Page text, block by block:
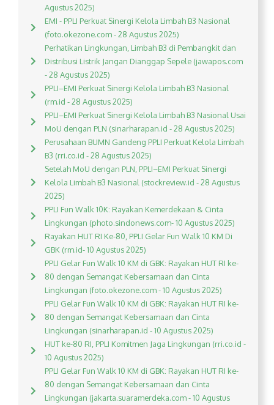
Agustus 2025)
EMI - PPLI Perkuat Sinergi Kelola Limbah B3 Nasional
(foto.okezone.com - 28 Agustus 2025)
Perhatikan Lingkungan, Limbah B3 di Pembangkit dan
Distribusi Listrik Jangan Dianggap Sepele (jawapos.com
- 28 Agustus 2025)
PPLI–EMI Perkuat Sinergi Kelola Limbah B3 Nasional
(rm.id - 28 Agustus 2025)
PPLI–EMI Perkuat Sinergi Kelola Limbah B3 Nasional Usai
MoU dengan PLN (sinarharapan.id - 28 Agustus 2025)
Perusahaan BUMN Gandeng PPLI Perkuat Kelola Limbah
B3 (rri.co.id - 28 Agustus 2025)
Setelah MoU dengan PLN, PPLI–EMI Perkuat Sinergi
Kelola Limbah B3 Nasional (stockreview.id - 28 Agustus
2025)
PPLI Fun Walk 10K: Rayakan Kemerdekaan & Cinta
Lingkungan (photo.sindonews.com- 10 Agustus 2025)
Rayakan HUT RI Ke-80, PPLI Gelar Fun Walk 10 KM Di
GBK (rm.id- 10 Agustus 2025)
PPLI Gelar Fun Walk 10 KM di GBK: Rayakan HUT RI ke-
80 dengan Semangat Kebersamaan dan Cinta
Lingkungan (foto.okezone.com - 10 Agustus 2025)
PPLI Gelar Fun Walk 10 KM di GBK: Rayakan HUT RI ke-
80 dengan Semangat Kebersamaan dan Cinta
Lingkungan (sinarharapan.id - 10 Agustus 2025)
HUT ke-80 RI, PPLI Komitmen Jaga Lingkungan (rri.co.id -
10 Agustus 2025)
PPLI Gelar Fun Walk 10 KM di GBK: Rayakan HUT RI ke-
80 dengan Semangat Kebersamaan dan Cinta
Lingkungan (jakarta.suaramerdeka.com - 10 Agustus